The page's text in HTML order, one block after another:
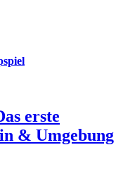
erste
& Umgebung